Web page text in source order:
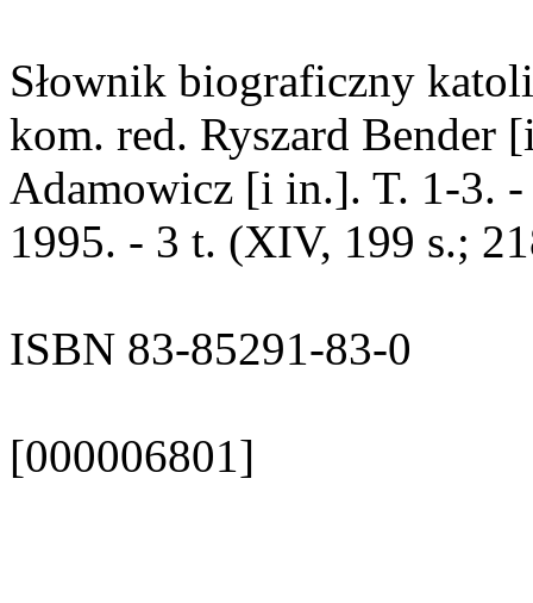
Słownik biograficzny
kom. red. Ryszard Bender
Adamowicz [i in.]. T. 1-3.
1995. - 3 t. (XIV, 199 s.;
ISBN 83-85291-83-0
[000006801]